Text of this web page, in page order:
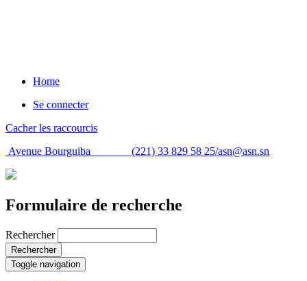
Home
Se connecter
Cacher les raccourcis
Avenue Bourguiba (221) 33 829 58 25/asn@asn.sn
Formulaire de recherche
Rechercher
Rechercher
Toggle navigation